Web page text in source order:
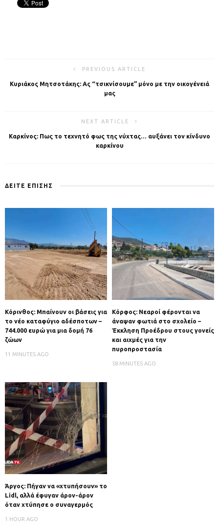
PREVIOUS ARTICLE
Κυριάκος Μητσοτάκης: Ας “τσικνίσουμε” μόνο με την οικογένειά
μας
NEXT ARTICLE
Καρκίνος: Πως το τεχνητό φως της νύχτας… αυξάνει τον κίνδυνο
καρκίνου
ΔΕΙΤΕ ΕΠΙΣΗΣ
Κόρινθος: Μπαίνουν οι βάσεις για
το νέο καταφύγιο αδέσποτων –
744.000 ευρώ για μια δομή 76
ζώων
11 MINUTES AGO
Κόρφος: Νεαροί φέρονται να
άναψαν φωτιά στο σχολείο –
Έκκληση Προέδρου στους γονείς
και αιχμές για την
πυροπροστασία
58 MINUTES AGO
Άργος: Πήγαν να «χτυπήσουν» το
Lidl, αλλά έφυγαν άρον-άρον
όταν χτύπησε ο συναγερμός
1 HOUR AGO